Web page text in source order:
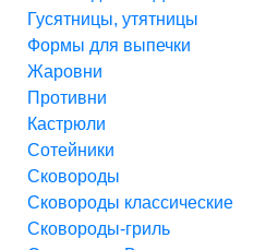
Гусятницы, утятницы
Формы для выпечки
Жаровни
Противни
Кастрюли
Сотейники
Сковороды
Сковороды классические
Сковороды-гриль